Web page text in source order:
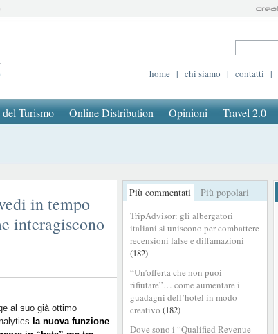
home | chi siamo | contatti |
Turismo Online Distribution Opinioni Travel 2.0
Più commentati Più popolari
TripAdvisor: gli albergatori
italiani si uniscono per combattere
recensioni false e diffamazioni
(182)
“Un’offerta che non puoi
rifiutare”… come aumentare i
guadagni dell’hotel in modo
creativo (182)
Dove sono i “Qualified Revenue
in tempo
interagiscono
al suo già ottimo
la nuova funzione